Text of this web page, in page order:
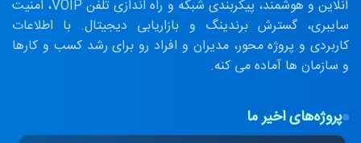
آنلاین و هوشمند، پیکربندی شبکه و راه اندازی تلفن VOIP، امنیت
سایبری، گسترش برندینگ و بازاریابی دیجیتال. با اطلاعات
کاربردی و پروژه محور، مدیران و افراد رو برای رشد کسب و کارها
و سازمان ها آماده می کنه.
پروژه‌های اخیر ما